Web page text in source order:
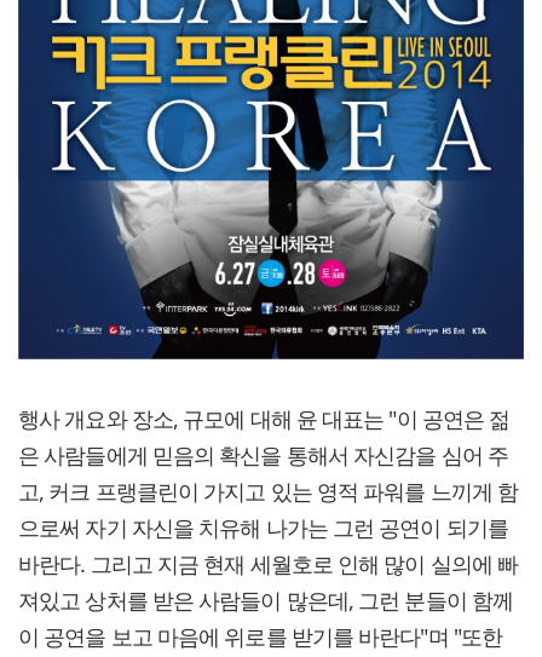
행사 개요와 장소, 규모에 대해 윤 대표는 "이 공연은 젊
은 사람들에게 믿음의 확신을 통해서 자신감을 심어 주
고, 커크 프랭클린이 가지고 있는 영적 파워를 느끼게 함
으로써 자기 자신을 치유해 나가는 그런 공연이 되기를
바란다. 그리고 지금 현재 세월호로 인해 많이 실의에 빠
져있고 상처를 받은 사람들이 많은데, 그런 분들이 함께
이 공연을 보고 마음에 위로를 받기를 바란다"며 "또한